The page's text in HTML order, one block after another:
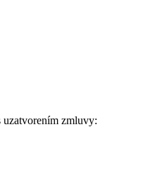
uzatvorením zmluvy: